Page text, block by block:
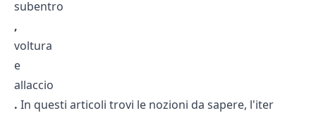
subentro
,
voltura
e
allaccio
. In questi articoli trovi le nozioni da sapere, l'iter